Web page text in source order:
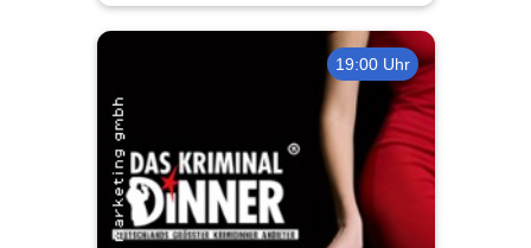
19:00 Uhr